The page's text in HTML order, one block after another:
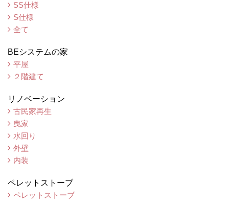
SS仕様
S仕様
全て
BEシステムの家
平屋
２階建て
リノベーション
古民家再生
曳家
水回り
外壁
内装
ペレットストーブ
ペレットストーブ